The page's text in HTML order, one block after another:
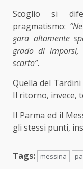
Scoglio si
pragmatismo:
gara altamente
grado di imporsi,
scarto”.
Quella del
Il ritorno, invece,
Il Parma ed il
gli stessi punti,
Tags: messina